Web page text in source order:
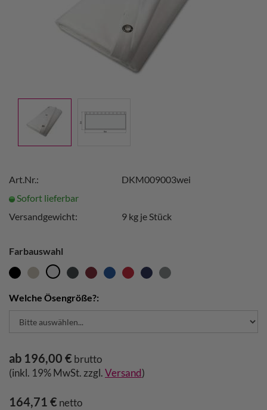
Art.Nr.:
DKM009003wei
Sofort lieferbar
Versandgewicht:
9 kg je Stück
Farbauswahl
Welche Ösengröße?:
ab 196,00 € brutto
(inkl. 19% MwSt. zzgl. Versand )
164,71 € netto